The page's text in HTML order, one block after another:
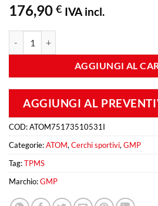
176,90 € IVA incl.
AGGIUNGI AL
AGGIUNGI AL
COD:ATOM75173510531I
Categorie:ATOM,Cerchi sportivi,GMP
Tag:TPMS
Marchio:GMP